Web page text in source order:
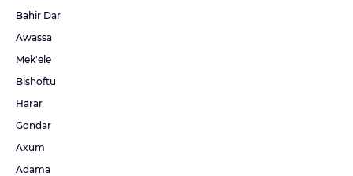
Bahir Dar
Awassa
Mek'ele
Bishoftu
Harar
Gondar
Axum
Adama